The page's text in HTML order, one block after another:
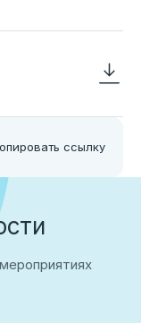
ссылку